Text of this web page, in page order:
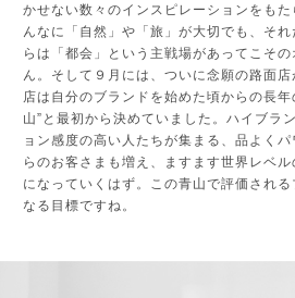
かせない数々のインスピレーションをも
んなに「自然」や「旅」が大切でも、そ
らは「都会」という主戦場があってこそ
ん。そして９月には、ついに念願の路面
店は自分のブランドを始めた頃からの長
山”と最初から決めていました。ハイブラ
ョン感度の高い人たちが集まる、品よく
らのお客さまも増え、ますます世界レベ
になっていくはず。この青山で評価され
なる目標ですね。